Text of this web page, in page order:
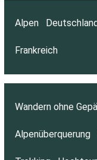
Alpen
Frankreich
Wandern ohne
Alpenüberquerung